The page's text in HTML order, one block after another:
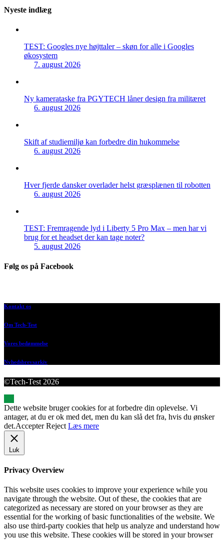
Nyeste indlæg
TEST: Googles nye højttaler – skøn for alle i Googles
økosystem
7. august 2026
Ny kamerataske fra PGYTECH låner design fra militæret
6. august 2026
Skift af studiemiljø kan forbedre din hukommelse
6. august 2026
Hver fjerde dansker overlader helst græsplænen til robotten
6. august 2026
TEST: Fremragende lyd i Liberty 5 Pro Max – men har vi
brug for et headset der kan tage noter?
5. august 2026
Følg os på Facebook
Kontakt os
Om Tech-Test
Vores bedømmelse
Nyhedsbrevsarkiv
©Tech-Test 2026
Dette website bruger cookies for at forbedre din oplevelse. Vi
antager, at du er ok med det, men du kan slå det fra, hvis du ønsker
det.Accepter Reject Læs mere
Luk
Privacy Overview
This website uses cookies to improve your experience while you
navigate through the website. Out of these, the cookies that are
categorized as necessary are stored on your browser as they are
essential for the working of basic functionalities of the website. We
also use third-party cookies that help us analyze and understand how
you use this website. These cookies will be stored in your browser